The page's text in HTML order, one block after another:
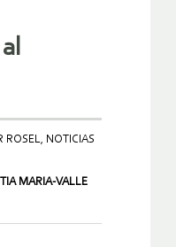
ROSEL, NOTICIAS
TIA MARIA-VALLE